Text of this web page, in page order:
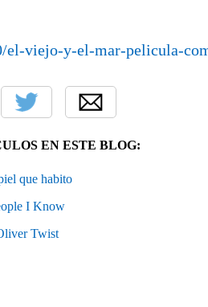
el-viejo-y-el-mar-pelicula-
EN ESTE BLOG:
que habito
I Know
Twist